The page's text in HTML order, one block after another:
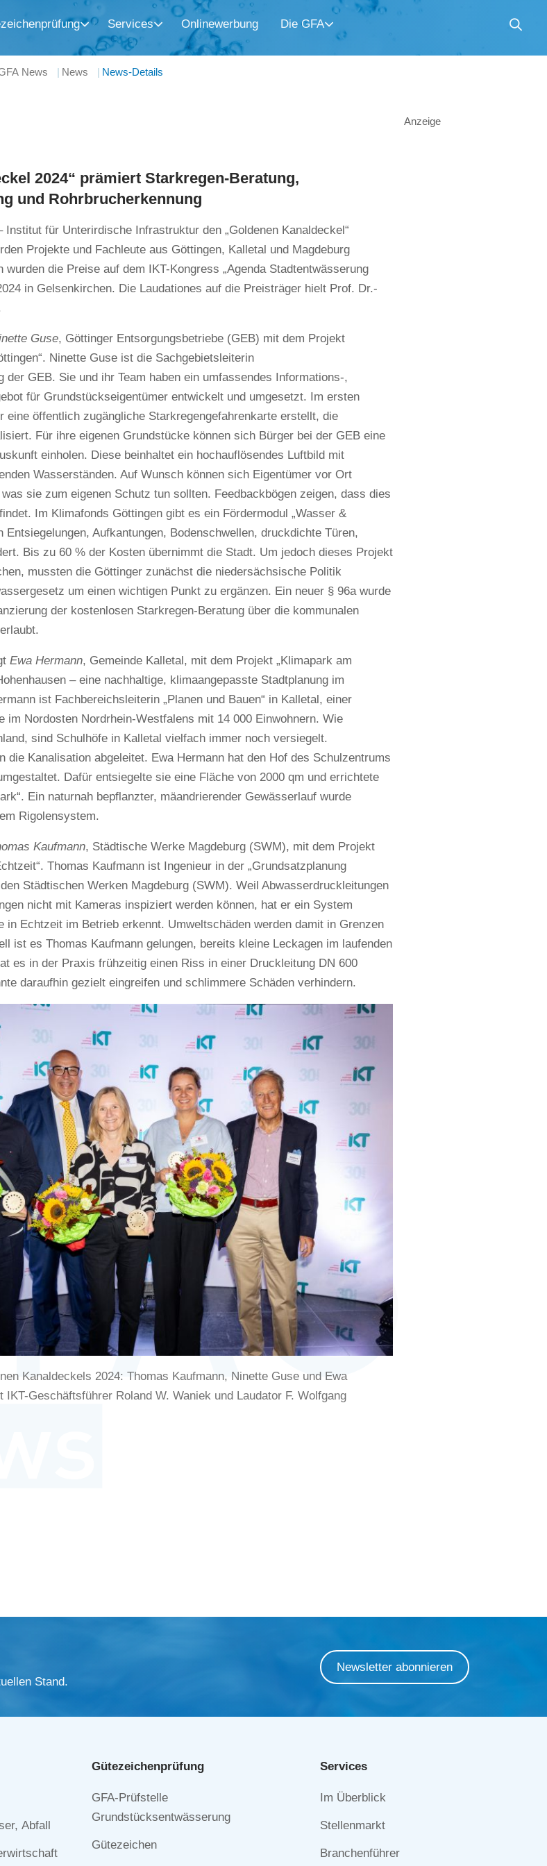
Services Onlinewerbung Die GFA
News News News-Details
2024“ prämiert Starkregen-Beratung,
und Rohrbrucherkennung
für Unterirdische Infrastruktur den „Goldenen Kanaldeckel“
Projekte und Fachleute aus Göttingen, Kalletal und Magdeburg
wurden die Preise auf dem IKT-Kongress „Agenda Stadtentwässerung
in Gelsenkirchen. Die Laudationes auf die Preisträger hielt Prof. Dr.-
Guse, Göttinger Entsorgungsbetriebe (GEB) mit dem Projekt
Ninette Guse ist die Sachgebietsleiterin
der GEB. Sie und ihr Team haben ein umfassendes Informations-,
für Grundstückseigentümer entwickelt und umgesetzt. Im ersten
eine öffentlich zugängliche Starkregengefahrenkarte erstellt, die
Für ihre eigenen Grundstücke können sich Bürger bei der GEB eine
einholen. Diese beinhaltet ein hochauflösendes Luftbild mit
Wasserständen. Auf Wunsch können sich Eigentümer vor Ort
sie zum eigenen Schutz tun sollten. Feedbackbögen zeigen, dass dies
Im Klimafonds Göttingen gibt es ein Fördermodul „Wasser &
Entsiegelungen, Aufkantungen, Bodenschwellen, druckdichte Türen,
Bis zu 60 % der Kosten übernimmt die Stadt. Um jedoch dieses Projekt
mussten die Göttinger zunächst die niedersächsische Politik
um einen wichtigen Punkt zu ergänzen. Ein neuer § 96a wurde
der kostenlosen Starkregen-Beratung über die kommunalen
Ewa Hermann, Gemeinde Kalletal, mit dem Projekt „Klimapark am
– eine nachhaltige, klimaangepasste Stadtplanung im
ist Fachbereichsleiterin „Planen und Bauen“ in Kalletal, einer
im Nordosten Nordrhein-Westfalens mit 14 000 Einwohnern. Wie
sind Schulhöfe in Kalletal vielfach immer noch versiegelt.
die Kanalisation abgeleitet. Ewa Hermann hat den Hof des Schulzentrums
Dafür entsiegelte sie eine Fläche von 2000 qm und errichtete
Ein naturnah bepflanzter, mäandrierender Gewässerlauf wurde
Rigolensystem.
Kaufmann, Städtische Werke Magdeburg (SWM), mit dem Projekt
Thomas Kaufmann ist Ingenieur in der „Grundsatzplanung
Städtischen Werken Magdeburg (SWM). Weil Abwasserdruckleitungen
nicht mit Kameras inspiziert werden können, hat er ein System
in Echtzeit im Betrieb erkennt. Umweltschäden werden damit in Grenzen
ist es Thomas Kaufmann gelungen, bereits kleine Leckagen im laufenden
es in der Praxis frühzeitig einen Riss in einer Druckleitung DN 600
daraufhin gezielt eingreifen und schlimmere Schäden verhindern.
Kanaldeckels 2024: Thomas Kaufmann, Ninette Guse und Ewa
IKT-Geschäftsführer Roland W. Waniek und Laudator F. Wolfgang
Anzeige
Stand.
Newsletter abonnieren
Abfall
Gütezeichen­prüfung
Navigation
überspringen
GFA-Prüfstelle
Grundstücksentwässerung
Gütezeichen
Services
Navigation
Im Überblick
Stellenmarkt
Branchenführer